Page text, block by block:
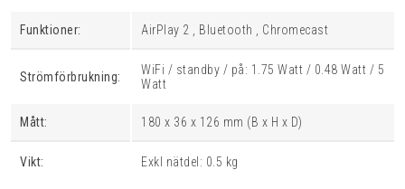
Funktioner: AirPlay 2 , Bluetooth , Chromecast
Strömförbrukning:
WiFi / standby / på: 1.75 Watt / 0.48 Watt / 5
Watt
Mått: 180 x 36 x 126 mm (B x H x D)
Vikt: Exkl nätdel: 0.5 kg